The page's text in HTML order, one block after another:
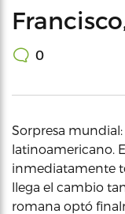
0
Sorpresa
latinoamericano.
inmediatamente
llega el cambio
romana optó